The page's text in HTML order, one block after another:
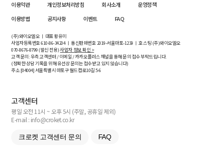
이용약관 개인정보처리방침 회사소개
운영정책
이용방법
공지사항 이벤트 FAQ
(주)와이오엘오 ㅣ 대표 황유미
사업자등록번호610-86-34204ㅣ 통신판매번호 2019-서울마포-1239 ㅣ 호스팅 (주)와이오엘오
070-8676-8799 (발신 전용)사업자 정보 확인 >
고객 문의: 우측 고객센터 / 이메일 / 카카오플러스 채널을 통해 문의 접수 부탁드립니다.
(정확한 상담 기록을 위해 유선상 문의는 접수받고 있지 않습니다)
주소 [04004] 서울특별시 마포구 월드컵로10길5-6
고객센터
평일 오전 11시 ~ 오후 5시 (주말, 공휴일 제외)
E-mail : info@croket.co.kr
크로켓 고객센터 문의 FAQ